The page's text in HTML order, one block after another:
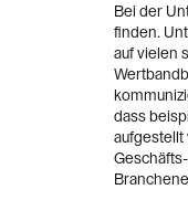
Bei der
finden.
auf vielen
dass
aufgestellt